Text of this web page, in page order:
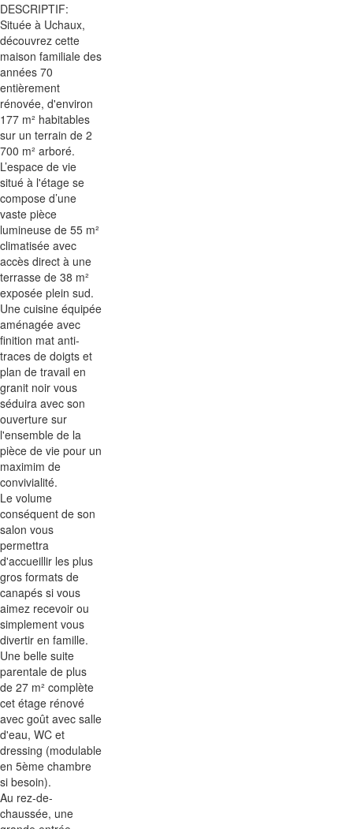
DESCRIPTIF:
Située à Uchaux,
découvrez cette
maison familiale des
années 70
entièrement
rénovée, d'environ
177 m² habitables
sur un terrain de 2
700 m² arboré.
L’espace de vie
situé à l'étage se
compose d’une
vaste pièce
lumineuse de 55 m²
climatisée avec
accès direct à une
terrasse de 38 m²
exposée plein sud.
Une cuisine équipée
aménagée avec
finition mat anti-
traces de doigts et
plan de travail en
granit noir vous
séduira avec son
ouverture sur
l'ensemble de la
pièce de vie pour un
maximim de
convivialité.
Le volume
conséquent de son
salon vous
permettra
d'accueillir les plus
gros formats de
canapés si vous
aimez recevoir ou
simplement vous
divertir en famille.
Une belle suite
parentale de plus
de 27 m² complète
cet étage rénové
avec goût avec salle
d'eau, WC et
dressing (modulable
en 5ème chambre
si besoin).
Au rez-de-
chaussée, une